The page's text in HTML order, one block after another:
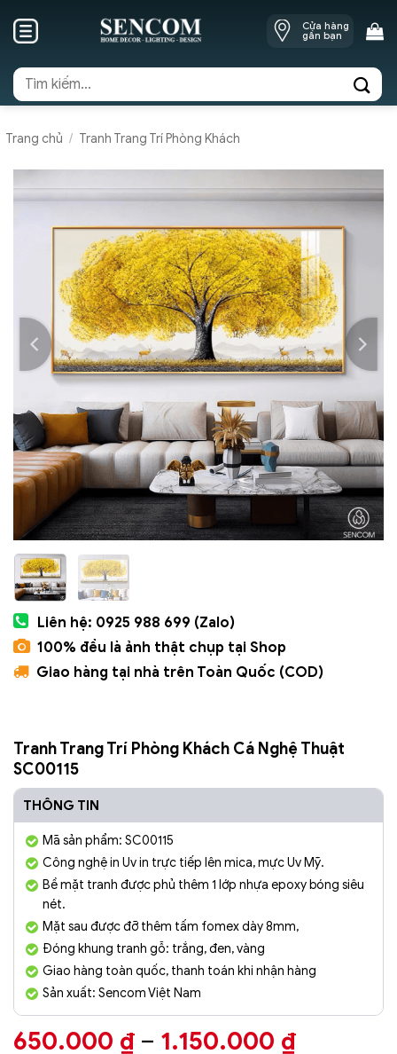
Cửa hàng
gần bạn
Tìm
kiếm:
Trang chủ / Tranh Trang Trí Phòng Khách
Liên hệ: 0925 988 699 (Zalo)
100% đều là ảnh thật chụp tại Shop
Giao hàng tại nhà trên Toàn Quốc (COD)
Tranh Trang Trí Phòng Khách Cá Nghệ Thuật
SC00115
THÔNG TIN
Mã sản phẩm: SC00115
Công nghệ in Uv in trực tiếp lên mica, mực Uv Mỹ.
Bề mặt tranh được phủ thêm 1 lớp nhựa epoxy bóng siêu
nét.
Mặt sau được đỡ thêm tấm fomex dày 8mm,
Đóng khung tranh gỗ: trắng, đen, vàng
Giao hàng toàn quốc, thanh toán khi nhận hàng
Sản xuất: Sencom Việt Nam
650.000 ₫ – 1.150.000 ₫Khoảng